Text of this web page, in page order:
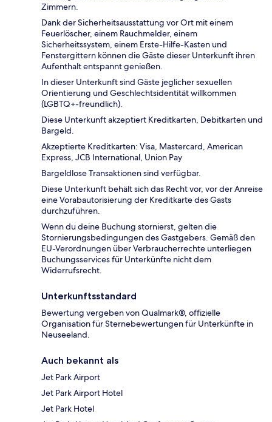
Zimmern.
Dank der Sicherheitsausstattung vor Ort mit einem
Feuerlöscher, einem Rauchmelder, einem
Sicherheitssystem, einem Erste-Hilfe-Kasten und
Fenstergittern können die Gäste dieser Unterkunft ihren
Aufenthalt entspannt genießen.
In dieser Unterkunft sind Gäste jeglicher sexuellen
Orientierung und Geschlechtsidentität willkommen
(LGBTQ+-freundlich).
Diese Unterkunft akzeptiert Kreditkarten, Debitkarten und
Bargeld.
Akzeptierte Kreditkarten: Visa, Mastercard, American
Express, JCB International, Union Pay
Bargeldlose Transaktionen sind verfügbar.
Diese Unterkunft behält sich das Recht vor, vor der Anreise
eine Vorabautorisierung der Kreditkarte des Gasts
durchzuführen.
Wenn du deine Buchung stornierst, gelten die
Stornierungsbedingungen des Gastgebers. Gemäß den
EU-Verordnungen über Verbraucherrechte unterliegen
Buchungsservices für Unterkünfte nicht dem
Widerrufsrecht.
Unterkunftsstandard
Bewertung vergeben von Qualmark®, offizielle
Organisation für Sternebewertungen für Unterkünfte in
Neuseeland.
Auch bekannt als
Jet Park Airport
Jet Park Airport Hotel
Jet Park Hotel